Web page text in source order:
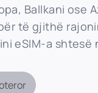
Ballkani ose
të gjithë
eSIM-a shtesë